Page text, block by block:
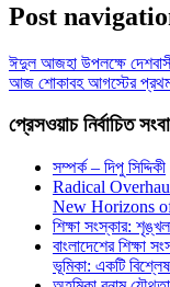
Post
ঈদুল আজহা উপলক্ষে
আজ শোকাবহ আগস্টের
প্রেসওয়াচ নির্বাচিত
সম্পর্ক – দিপু সিদ্দিকী
Radical
New Horizons
শিক্ষা সংস্কার:
বাংলাদেশের শিক্ষা
ভূমিকা: একটি